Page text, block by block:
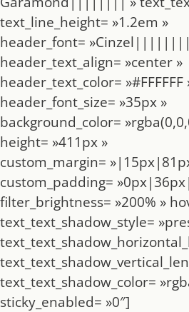
text_line_height= »1.2em »
header_font=
header_text_align= »center »
header_text_color= »#FFFFFF
header_font_size= »35px »
background_color=
height= »411px »
custom_margin=
custom_padding=
filter_brightness= »200% »
text_text_shadow_style=
text_text_shadow_color=
sticky_enabled= »0″]